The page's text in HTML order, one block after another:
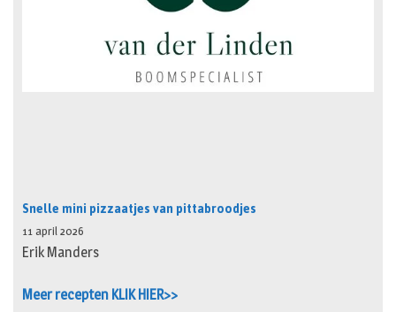
Snelle mini pizzaatjes van pittabroodjes
11 april 2026
Erik Manders
Meer recepten KLIK HIER>>